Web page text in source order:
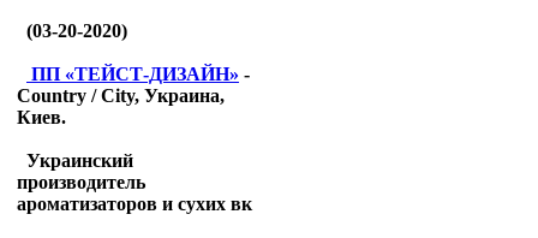
(03-20-2020)
ПП «ТЕЙСТ-ДИЗАЙН» -
Country / City, Украина,
Киев.
Украинский
производитель
ароматизаторов и сухих вк